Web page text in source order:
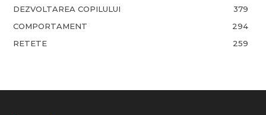
DEZVOLTAREA COPILULUI
379
COMPORTAMENT
294
RETETE
259